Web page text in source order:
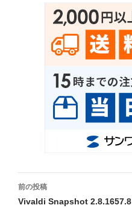
投
稿
前の投稿
Vivaldi Snapshot 2.8.1657.8